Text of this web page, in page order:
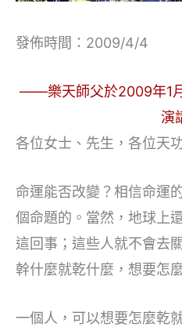
發佈時間：2009/4/4
——樂天師父於2009年1
演
各位女士、先生，各位天
命運能否改變？相信命運
個命題的。當然，地球上
這回事；這些人就不會去
幹什麼就乾什麼，想要怎
一個人，可以想要怎麼乾